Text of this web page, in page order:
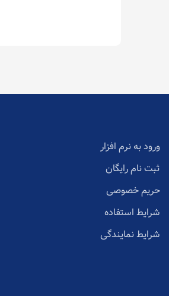
ورود به نرم افزار
ثبت نام رایگان
حریم خصوصی
شرایط استفاده
شرایط نمایندگی